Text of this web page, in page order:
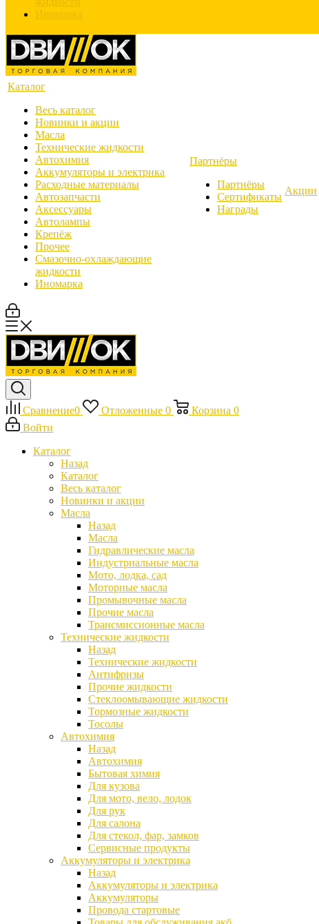
Иномарка
Каталог
Весь каталог
Новинки и акции
Масла
Технические жидкости
Автохимия
Аккумуляторы и электрика
Расходные материалы
Автозапчасти
Аксессуары
Автолампы
Крепёж
Прочее
Смазочно-охлаждающие
жидкости
Иномарка
Партнёры
Партнёры
Сертификаты
Награды
Акции
Сравнение0 Отложенные 0 Корзина 0
Войти
Каталог
Назад
Каталог
Весь каталог
Новинки и акции
Масла
Назад
Масла
Гидравлические масла
Индустриальные масла
Мото, лодка, сад
Моторные масла
Промывочные масла
Прочие масла
Трансмиссионные масла
Технические жидкости
Назад
Технические жидкости
Антифризы
Прочие жидкости
Стеклоомывающие жидкости
Тормозные жидкости
Тосолы
Автохимия
Назад
Автохимия
Бытовая химия
Для кузова
Для мото, вело, лодок
Для рук
Для салона
Для стекол, фар, замков
Сервисные продукты
Аккумуляторы и электрика
Назад
Аккумуляторы и электрика
Аккумуляторы
Провода стартовые